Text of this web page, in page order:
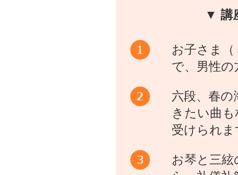
▼ 講
お子さま（
で、男性の
六段、春
きたい曲
受けられま
お琴と三